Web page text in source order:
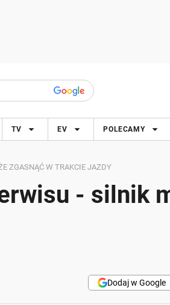
TV EV POLECAMY
ZGASNĄĆ W TRAKCIE JAZDY
- silnik
Dodaj w Google